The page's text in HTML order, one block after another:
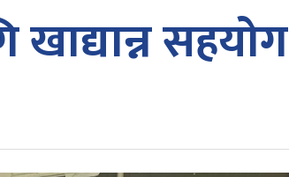
सहयोग